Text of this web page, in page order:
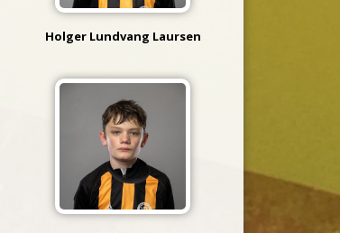
Holger Lundvang Laursen